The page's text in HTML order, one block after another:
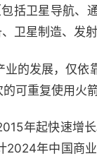
括卫星导航、
卫星制造、发
的发展，仅
可重复使用火箭
年起快速增
2024年中国商